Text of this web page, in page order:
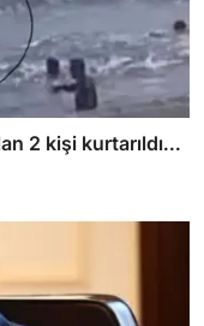
2 kişi kurtarıldı...